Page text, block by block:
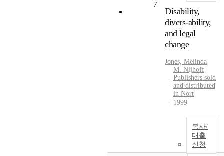
7
Disability,
divers-ability,
and legal
change
Jones, Melinda
M. Nijhoff
Publishers sold
and distributed
in Nort
1999
복사/
대출
신청